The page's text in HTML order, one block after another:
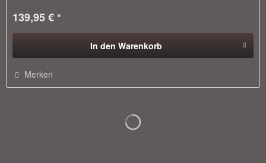
139,95 € *
In den Warenkorb
Merken